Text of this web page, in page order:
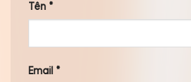
Tên *
Email *